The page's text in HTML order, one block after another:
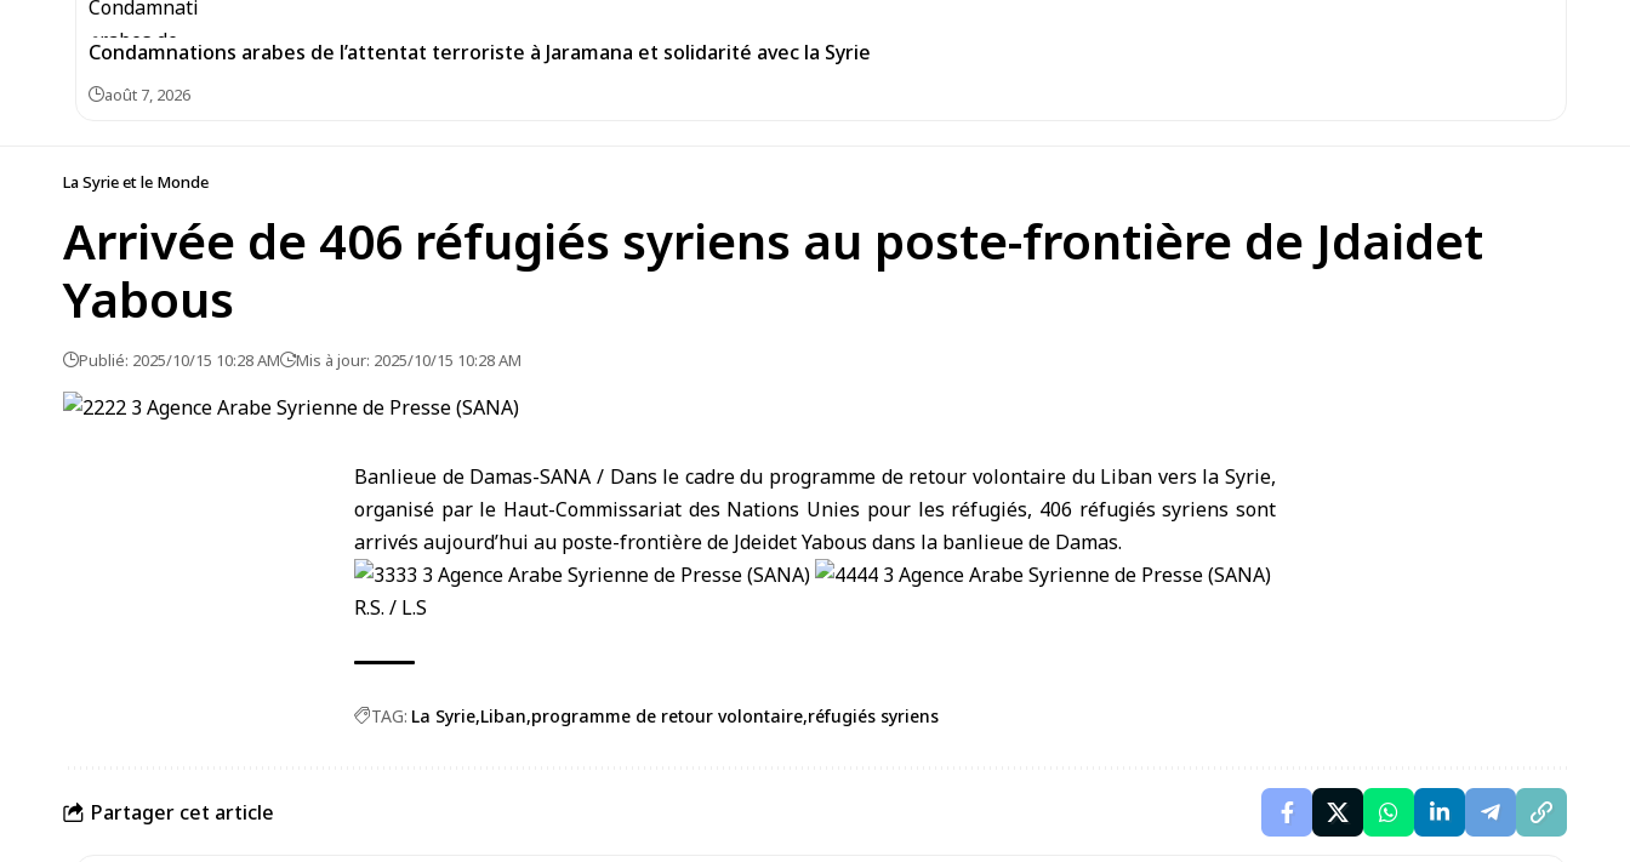
Condamnations arabes de l’attentat terroriste à Jaramana et solidarité avec la Syrie
août 7, 2026
La Syrie et le Monde
Arrivée de 406 réfugiés syriens au poste-frontière de Jdaidet
Yabous
Publié: 2025/10/15 10:28 AM Mis à jour: 2025/10/15 10:28 AM
Banlieue de Damas-SANA / Dans le cadre du programme de retour volontairedu Liban vers la Syrie,
organisé par le Haut-Commissariat des Nations Unies pour les réfugiés, 406 réfugiés syriens sont
arrivés aujourd’hui au poste-frontière de Jdeidet Yabous dans la banlieue de Damas.
R.S. / L.S
TAG: La Syrie Liban programme de retour volontaire réfugiés syriens
Partager cet article